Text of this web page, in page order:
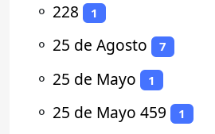
⚬ 228 1
⚬ 25 de Agosto 7
⚬ 25 de Mayo 1
⚬ 25 de Mayo 459 1